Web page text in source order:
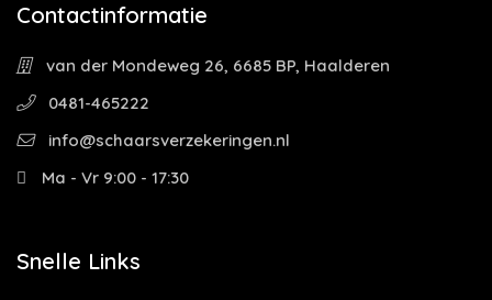
Contactinformatie
van der Mondeweg 26, 6685 BP, Haalderen
0481-465222
info@schaarsverzekeringen.nl
Ma - Vr 9:00 - 17:30
Snelle Links